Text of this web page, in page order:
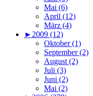
Mai (6)
April (12)
März (4)
► 2009 (12)
Oktober (1)
September (2)
August (2)
Juli (3)
Juni (2)
Mai (2)